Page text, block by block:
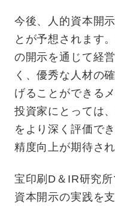
今後、人的資本開
とが予想されます
の開示を通じて経
く、優秀な人材の
げることができる
投資家にとっては
をより深く評価で
精度向上が期待され
宝印刷D＆IR研究
資本開示の実践を